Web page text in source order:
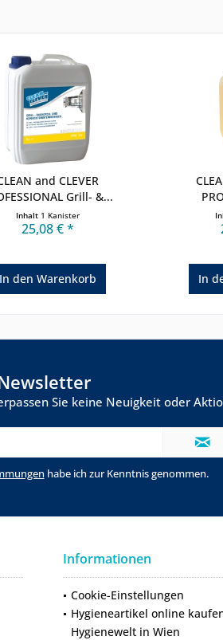
and CLEVER
Grill- &...
Inhalt 1 Kanister
25,08 € *
In den Warenkorb In
Sie keine Neuigkeit oder
habe ich zur Kenntnis genommen.
Informationen
Cookie-Einstellungen
Hygieneartikel online
Hygienewelt in Wien